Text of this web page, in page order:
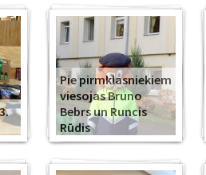
Pie pirmklasniekiem
viesojas Bruno
Bebrs un Runcis
Rūdis